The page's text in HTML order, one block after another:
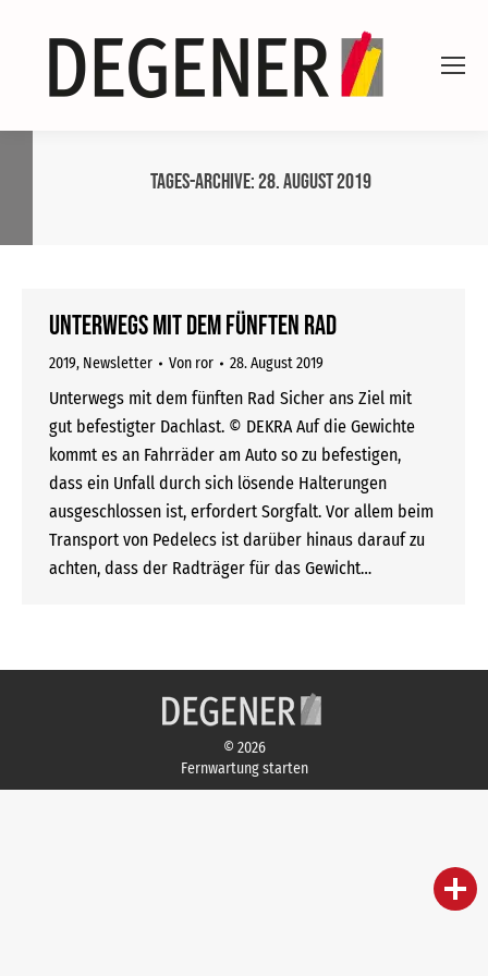
Tages-Archive:28. August 2019
Unterwegs mit dem fünften Rad
2019, Newsletter Von ror 28. August 2019
Unterwegs mit dem fünften Rad Sicher ans Ziel mit
gut befestigter Dachlast. © DEKRA Auf die Gewichte
kommt es an Fahrräder am Auto so zu befestigen,
dass ein Unfall durch sich lösende Halterungen
ausgeschlossen ist, erfordert Sorgfalt. Vor allem beim
Transport von Pedelecs ist darüber hinaus darauf zu
achten, dass der Radträger für das Gewicht…
© 2026
Fernwartung starten